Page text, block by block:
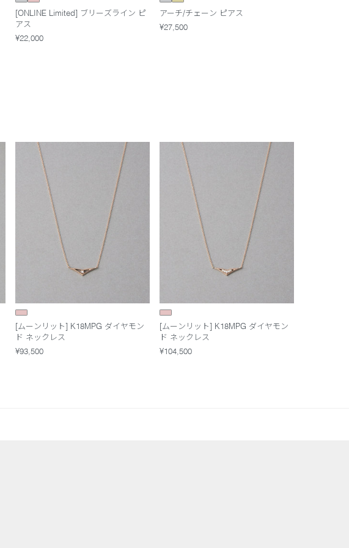
[ONLINE Limited] ブリーズライン ピ
アス
¥22,000
アーチ/チェーン ピアス
¥27,500
[ムーンリット] K18MPG ダイヤモン
ド ネックレス
¥93,500
[ムーンリット] K18MPG ダイヤモン
ド ネックレス
¥104,500